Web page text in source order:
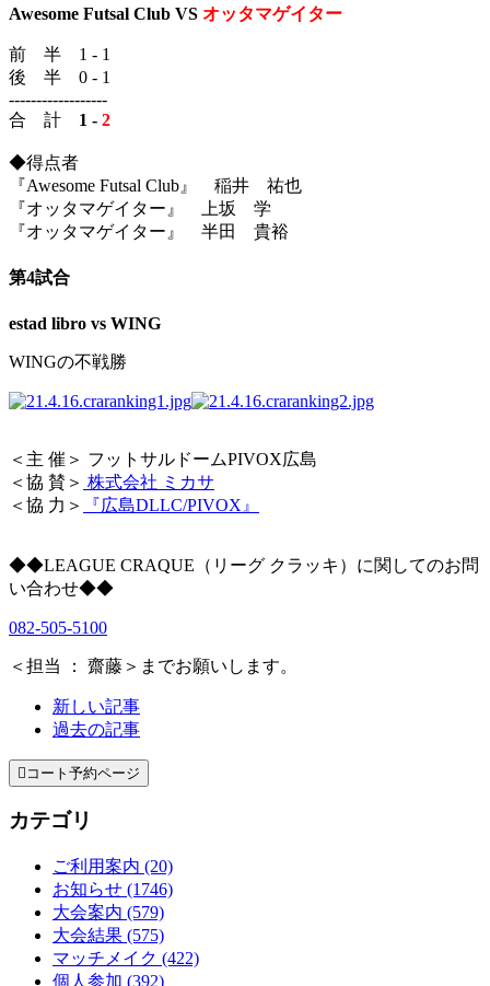
Awesome Futsal Club VS オッタマゲイター
前 半 1 - 1
後 半 0 - 1
------------------
合 計 1 - 2
◆得点者
『Awesome Futsal Club』 稲井 祐也
『オッタマゲイター』 上坂 学
『オッタマゲイター』 半田 貴裕
第4試合
estad libro vs WING
WINGの不戦勝
＜主 催＞ フットサルドームPIVOX広島
＜協 賛＞ 株式会社 ミカサ
＜協 力＞
『広島DLLC/PIVOX』
◆◆LEAGUE CRAQUE（リーグ クラッキ）に関してのお問
い合わせ◆◆
082-505-5100
＜担当 ： 齋藤＞までお願いします。
新しい記事
過去の記事
 コート予約ページ
カテゴリ
ご利用案内 (20)
お知らせ (1746)
大会案内 (579)
大会結果 (575)
マッチメイク (422)
個人参加 (392)